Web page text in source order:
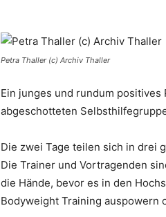
Petra Thaller (c) Archiv Thaller
Ein junges und rundum
abgeschotteten
Die zwei Tage teilen sich in drei
Die Trainer und Vortragenden
die Hände, bevor es in den
Bodyweight Training auspowern